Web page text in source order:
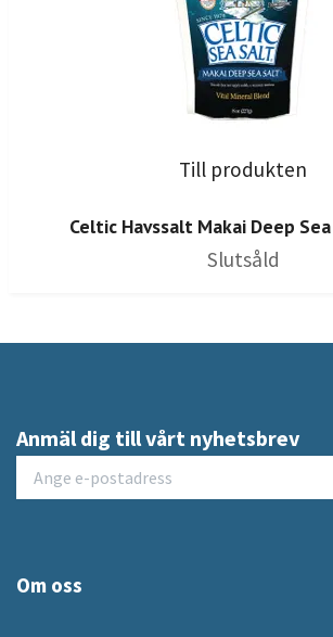
Till produkten
Celtic Havssalt Makai Deep
Slutsåld
Anmäl dig till vårt nyhetsbrev
Om oss